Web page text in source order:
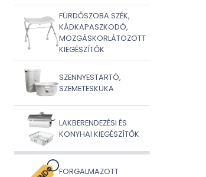
FÜRDŐSZOBA SZÉK,
KÁDKAPASZKODÓ,
MOZGÁSKORLÁTOZOTT
KIEGÉSZÍTŐK
SZENNYESTARTÓ,
SZEMETESKUKA
LAKBERENDEZÉSI ÉS
KONYHAI KIEGÉSZÍTŐK
FORGALMAZOTT